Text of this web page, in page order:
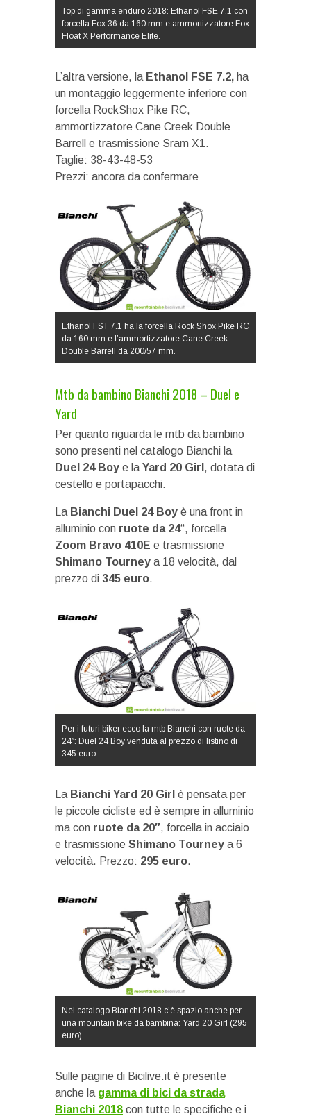
Top di gamma enduro 2018: Ethanol FSE 7.1 con
forcella Fox 36 da 160 mm e ammortizzatore Fox
Float X Performance Elite.
L’altra versione, la Ethanol FSE 7.2, ha
un montaggio leggermente inferiore con
forcella RockShox Pike RC,
ammortizzatore Cane Creek Double
Barrell e trasmissione Sram X1.
Taglie: 38-43-48-53
Prezzi: ancora da confermare
Ethanol FST 7.1 ha la forcella Rock Shox Pike RC
da 160 mm e l’ammortizzatore Cane Creek
Double Barrell da 200/57 mm.
Mtb da bambino Bianchi 2018 – Duel e
Yard
Per quanto riguarda le mtb da bambino
sono presenti nel catalogo Bianchi la
Duel 24 Boy e la Yard 20 Girl , dotata di
cestello e portapacchi.
La Bianchi Duel 24 Boy è una front in
alluminio con ruote da 24“, forcella
Zoom Bravo 410E e trasmissione
Shimano Tourney a 18 velocità, dal
prezzo di 345 euro.
Per i futuri biker ecco la mtb Bianchi con ruote da
24″: Duel 24 Boy venduta al prezzo di listino di
345 euro.
La Bianchi Yard 20 Girl è pensata per
le piccole cicliste ed è sempre in alluminio
ma con ruote da 20″, forcella in acciaio
e trasmissione Shimano Tourney a 6
velocità. Prezzo: 295 euro.
Nel catalogo Bianchi 2018 c’è spazio anche per
una mountain bike da bambina: Yard 20 Girl (295
euro).
Sulle pagine di Bicilive.it è presente
anche la gamma di bici da strada
Bianchi 2018 con tutte le specifiche e i